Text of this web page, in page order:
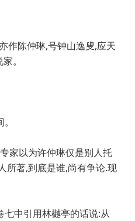
作陈仲琳,号钟山逸叟,应天
。
家以为许仲琳仅是别人托
所著,到底是谁,尚有争论.现
中引用林樾亭的话说:从